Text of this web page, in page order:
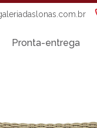
Pronta-entrega